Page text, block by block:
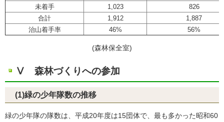
未着手
1,023
826
合計
1,912
1,887
治山着手率
46% 56%
(森林保全室)
Ⅴ 森林づくりへの参加
(1)緑の少年隊数の推移
緑の少年隊の隊数は、平成20年度は15団体で、最も多かった昭和60